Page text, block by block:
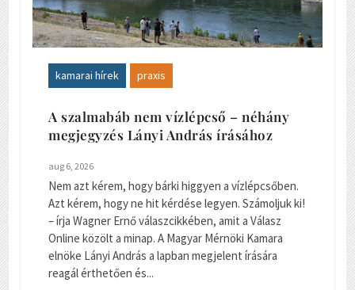
kamarai hírek praxis
A szalmabáb nem vízlépcső – néhány
megjegyzés Lányi András írásához
aug 6, 2026
Nem azt kérem, hogy bárki higgyen a vízlépcsőben.
Azt kérem, hogy ne hit kérdése legyen. Számoljuk ki!
– írja Wagner Ernő válaszcikkében, amit a Válasz
Online közölt a minap. A Magyar Mérnöki Kamara
elnöke Lányi András a lapban megjelent írására
reagál érthetően és...